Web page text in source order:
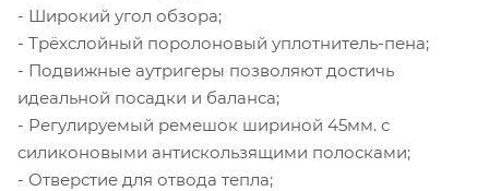
- Широкий угол обзора;
- Трёхслойный поролоновый уплотнитель-пена;
- Подвижные аутригеры позволяют достичь
идеальной посадки и баланса;
- Регулируемый ремешок шириной 45мм. с
силиконовыми антискользящими полосками;
- Отверстие для отвода тепла;